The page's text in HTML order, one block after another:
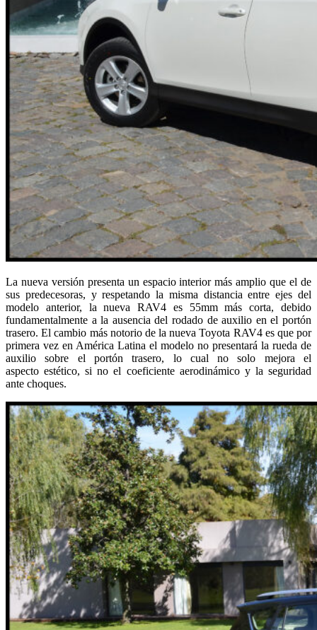
La nueva versión presenta un espacio interior más amplio que el de
sus predecesoras, y respetando la misma distancia entre ejes del
modelo anterior, la nueva RAV4 es 55mm más corta, debido
fundamentalmente a la ausencia del rodado de auxilio en el portón
trasero. El cambio más notorio de la nueva Toyota RAV4 es que por
primera vez en América Latina el modelo no presentará la rueda de
auxilio sobre el portón trasero, lo cual no solo mejora el
aspecto estético, si no el coeficiente aerodinámico y la seguridad
ante choques.